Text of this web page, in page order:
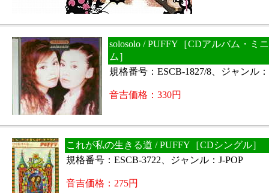
solosolo / PUFFY［CDアルバム・ミ
ム］
規格番号：ESCB-1827/8、ジャンル：
音吉価格：330円
これが私の生きる道 / PUFFY［CDシングル］
規格番号：ESCB-3722、ジャンル：J-POP
音吉価格：275円